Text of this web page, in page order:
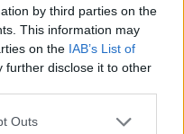
by third parties on the
This information may
on the IAB’s List of
further disclose it to other
one or more Google
Outs
fordultam meg, és
a saját
és mindenhonnan
hogy erről